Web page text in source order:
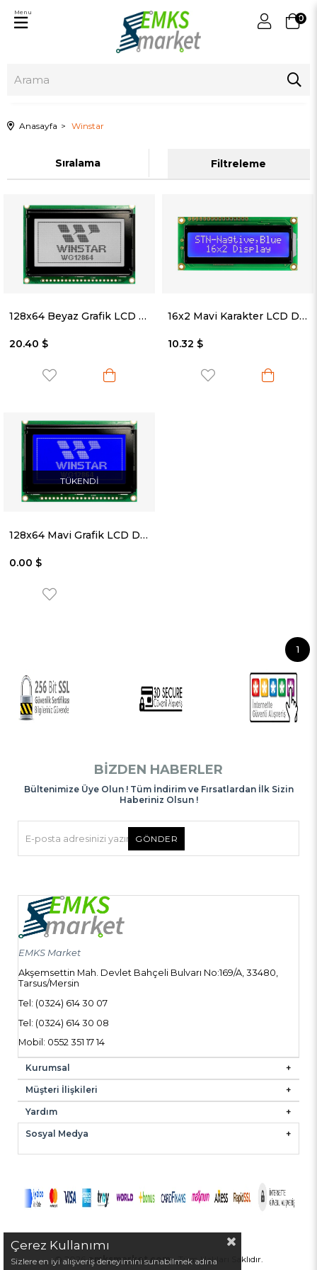
0
Menu
Anasayfa Winstar
Filtreleme
Sıralama
128x64 Beyaz Grafik LCD Display - WG12864B-TFH-V#N
20.40 $
16x2 Mavi Karakter LCD Display - WH1602B-TMI-CT#
10.32 $
TÜKENDI
128x64 Mavi Grafik LCD Display - WG12864B-TMI-V#N
0.00 $
1
BIZDEN HABERLER
Bültenimize Üye Olun ! Tüm İndirim ve Fırsatlardan İlk Sizin
Haberiniz Olsun !
GÖNDER
EMKS Market
Akşemsettin Mah. Devlet Bahçeli Bulvarı No:169/A, 33480,
Tarsus/Mersin
Tel: (0324) 614 30 07
Tel: (0324) 614 30 08
Mobil: 0552 351 17 14
Kurumsal
Müşteri İlişkileri
Yardım
Sosyal Medya
© 2026emksmarket.com- Tüm Hakları Saklıdır.
Çerez Kullanımı
Sizlere en iyi alışveriş deneyimini sunabilmek adına